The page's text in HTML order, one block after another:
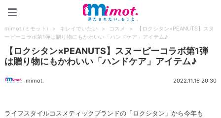
mimot.(ミモット) > キレイでいたい > コスメ >
【ロクシタン×PEANUTS】スヌ
ーピーコラボ第1弾は贈り物にもかわいい「ハンドケア」アイテム♪
【ロクシタン×PEANUTS】スヌーピーコラボ第1弾
は贈り物にもかわいい「ハンドケア」アイテム♪
mimot. 2022.11.16 20:30
ライフスタイルコスメティックブランドの「ロクシタン」から今年も